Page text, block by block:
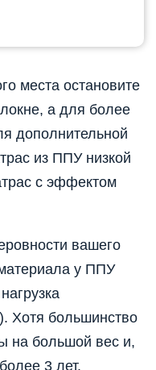
места остановите
а для более
дополнительной
из ППУ низкой
с эффектом
вашего
у ППУ
Хотя большинство
на большой вес и,
3 лет.